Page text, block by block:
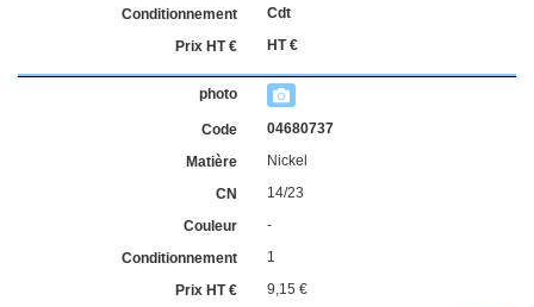
Cdt
HT €
04680737
Nickel
14/23
-
1
9,15 €